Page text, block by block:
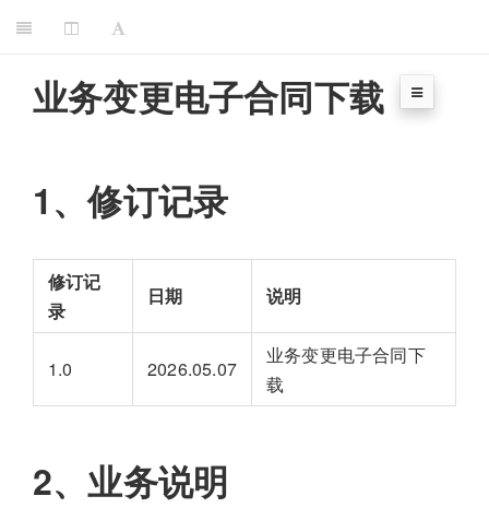
业务变更电子合同下载
1、修订记录
修订记
录
日期 说明
1.0 2026.05.07
业务变更电子合同下
载
2、业务说明